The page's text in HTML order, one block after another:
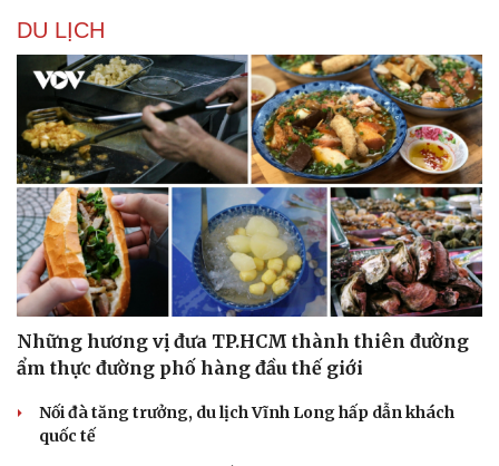
DU LỊCH
Những hương vị đưa TP.HCM thành thiên đường
ẩm thực đường phố hàng đầu thế giới
Nối đà tăng trưởng, du lịch Vĩnh Long hấp dẫn khách
quốc tế